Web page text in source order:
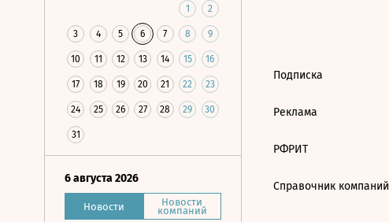
1 2
3 4 5 6 7 8 9
10 11 12 13 14 15 16
17 18 19 20 21 22 23
24 25 26 27 28 29 30
31
6 августа 2026
Новости Новости
компаний
Подписка
Реклама
РФРИТ
Справочник компаний